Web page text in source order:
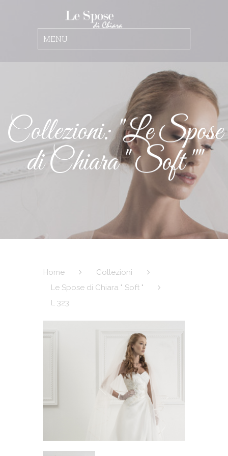
Collezioni: "Le Spose
di Chiara " Soft ""
Home
Collezioni
Le Spose di Chiara " Soft "
L 323